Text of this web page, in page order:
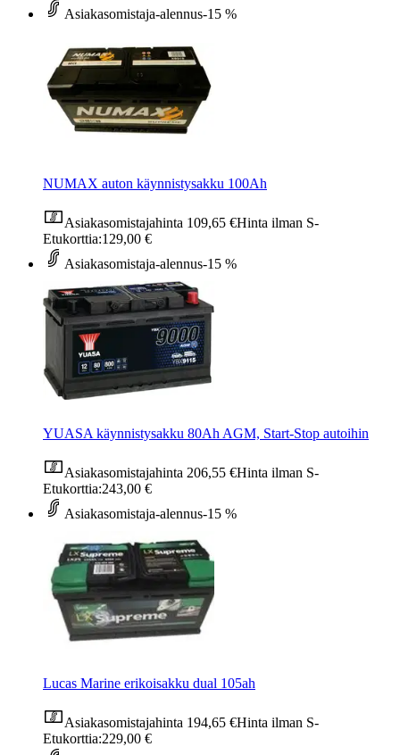
Asiakasomistaja-alennus-15 %
NUMAX auton käynnistysakku 100Ah
Asiakasomistajahinta 109,65 €Hinta ilman S-
Etukorttia:129,00 €
Asiakasomistaja-alennus-15 %
YUASA käynnistysakku 80Ah AGM, Start-Stop autoihin
Asiakasomistajahinta 206,55 €Hinta ilman S-
Etukorttia:243,00 €
Asiakasomistaja-alennus-15 %
Lucas Marine erikoisakku dual 105ah
Asiakasomistajahinta 194,65 €Hinta ilman S-
Etukorttia:229,00 €